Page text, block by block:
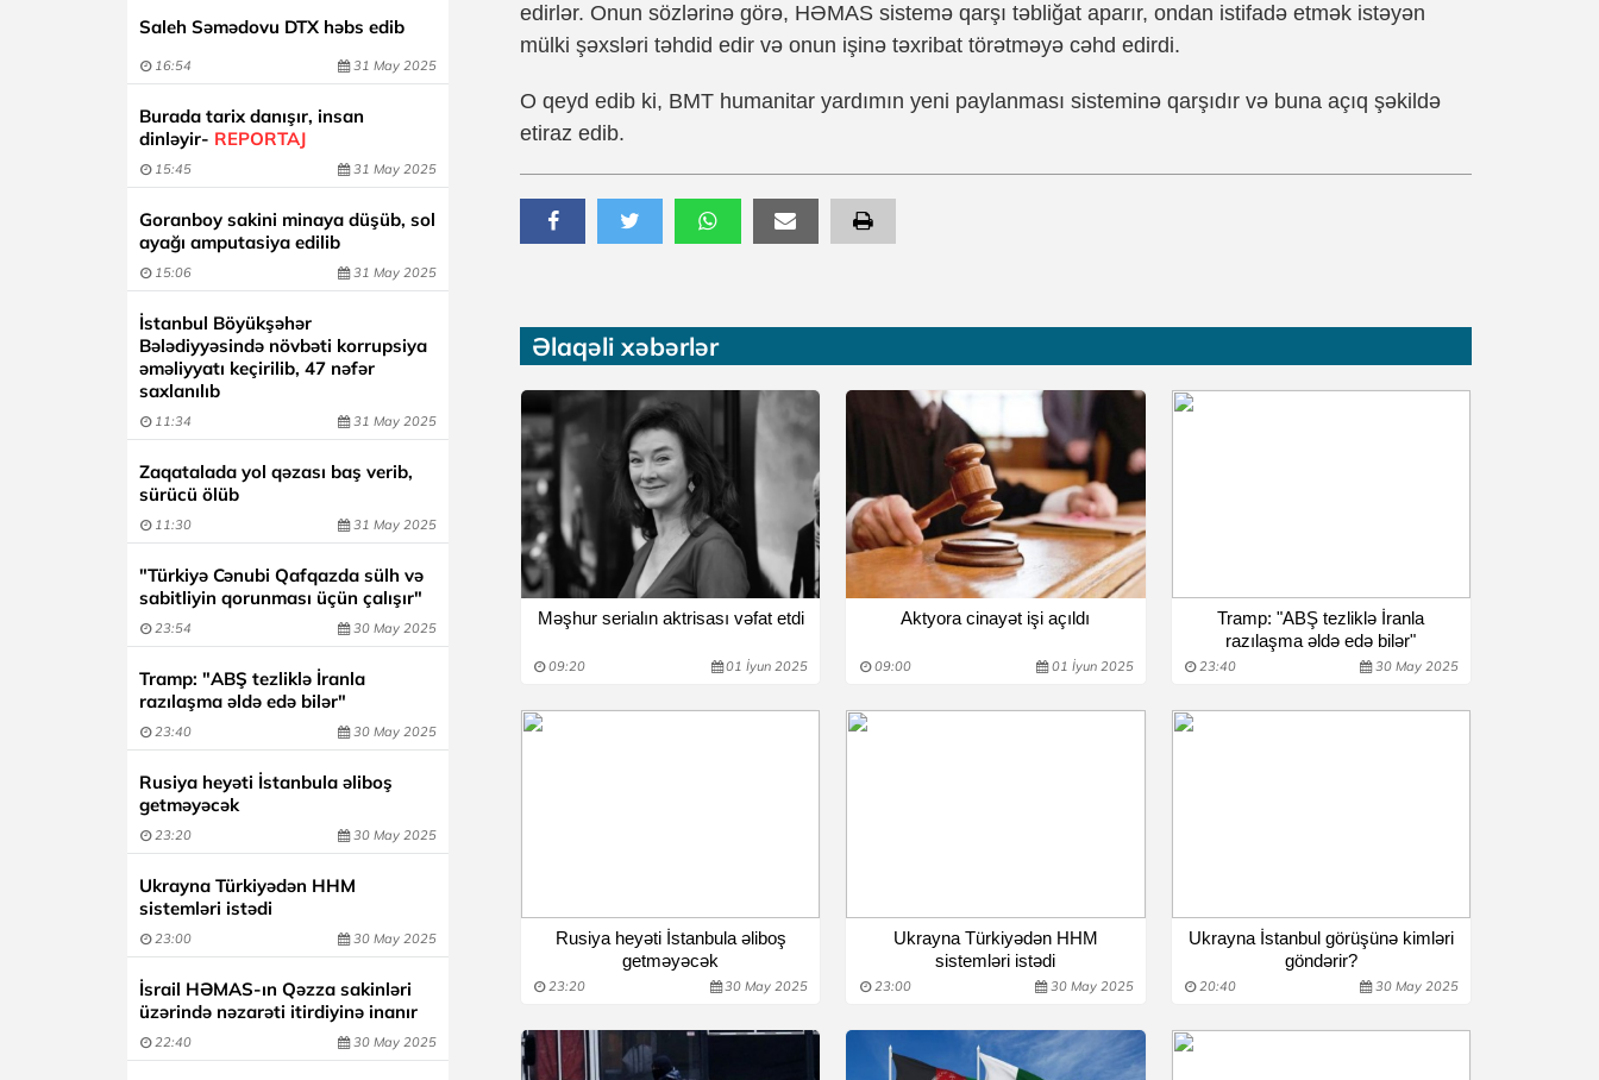
Saleh Səmədovu DTX həbs edib
16:54 31 May 2025
Burada tarix danışır, insan
dinləyir- REPORTAJ
15:45 31 May 2025
Goranboy sakini minaya düşüb, sol
ayağı amputasiya edilib
15:06 31 May 2025
İstanbul Böyükşəhər
Bələdiyyəsində növbəti korrupsiya
əməliyyatı keçirilib, 47 nəfər
saxlanılıb
11:34 31 May 2025
Zaqatalada yol qəzası baş verib,
sürücü ölüb
11:30 31 May 2025
"Türkiyə Cənubi Qafqazda sülh və
sabitliyin qorunması üçün çalışır"
23:54 30 May 2025
Tramp: "ABŞ tezliklə İranla
razılaşma əldə edə bilər"
23:40 30 May 2025
Rusiya heyəti İstanbula əliboş
getməyəcək
23:20 30 May 2025
Ukrayna Türkiyədən HHM
sistemləri istədi
23:00 30 May 2025
İsrail HƏMAS-ın Qəzza sakinləri
üzərində nəzarəti itirdiyinə inanır
22:40 30 May 2025
edirlər. Onun sözlərinə görə, HƏMAS sistemə qarşı təbliğat aparır, ondan istifadə etmək istəyən
mülki şəxsləri təhdid edir və onun işinə təxribat törətməyə cəhd edirdi.
O qeyd edib ki, BMT humanitar yardımın yeni paylanması sisteminə qarşıdır və buna açıq şəkildə
etiraz edib.
Əlaqəli xəbərlər
Məşhur serialın aktrisası vəfat etdi
09:20 01 İyun 2025
Aktyora cinayət işi açıldı
09:00 01 İyun 2025
Tramp: "ABŞ tezliklə İranla
razılaşma əldə edə bilər"
23:40 30 May 2025
Rusiya heyəti İstanbula əliboş
getməyəcək
23:20 30 May 2025
Ukrayna Türkiyədən HHM
sistemləri istədi
23:00 30 May 2025
Ukrayna İstanbul görüşünə kimləri
göndərir?
20:40 30 May 2025